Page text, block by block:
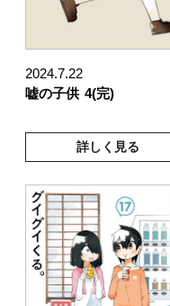
2024.7.22
嘘の子供 4(完)
詳しく見る